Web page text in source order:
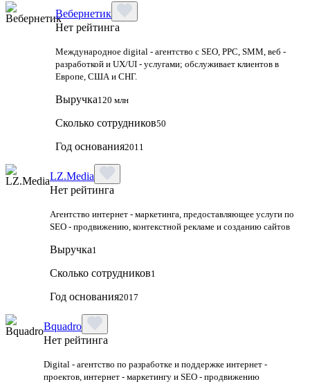
Вебернетик
Нет рейтинга
Международное digital - агентство с SEO, PPC, SMM, веб -
разработкой и UX/UI - услугами; обслуживает клиентов в
Европе, США и СНГ.
Выручка120 млн
Сколько сотрудников50
Год основания2011
LZ.Media
Нет рейтинга
Агентство интернет - маркетинга, предоставляющее услуги по
SEO - продвижению, контекстной рекламе и созданию сайтов
Выручка1
Сколько сотрудников1
Год основания2017
Bquadro
Нет рейтинга
Digital - агентство по разработке и поддержке интернет -
проектов, интернет - маркетингу и SEO - продвижению